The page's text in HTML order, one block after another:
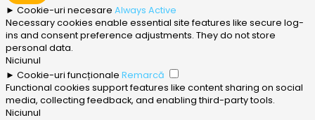
► Cookie-uri necesare Always Active
Necessary cookies enable essential site features like secure log-
ins and consent preference adjustments. They do not store
personal data.
Niciunul
► Cookie-uri funcționale Remarcă
Functional cookies support features like content sharing on social
media, collecting feedback, and enabling third-party tools.
Niciunul